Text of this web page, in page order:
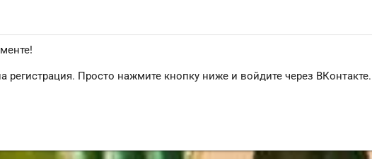
Просто нажмите кнопку ниже и войдите через ВКонтакте.